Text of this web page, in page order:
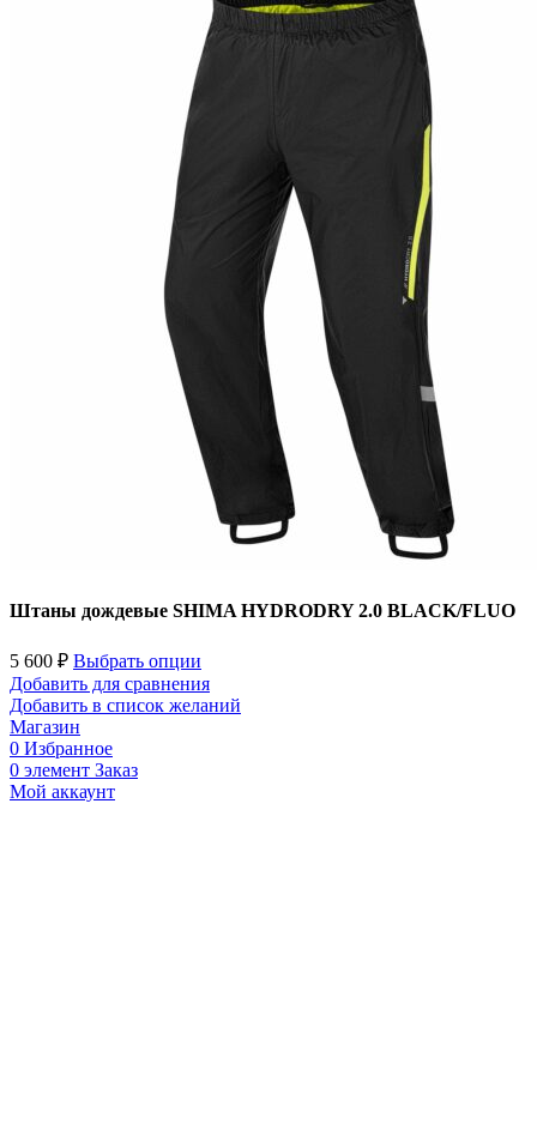
Штаны дождевые SHIMA HYDRODRY 2.0 BLACK/FLUO
5 600 ₽ Выбрать опции
Добавить для сравнения
Добавить в список желаний
Магазин
0 Избранное
0 элемент Заказ
Мой аккаунт